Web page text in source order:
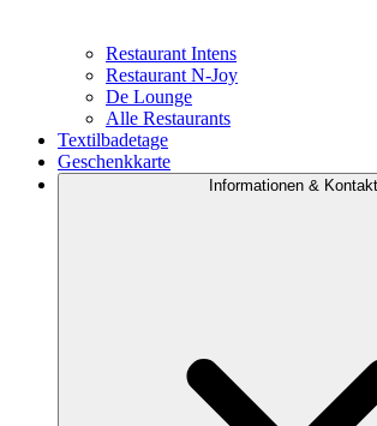
Restaurant Intens
Restaurant N-Joy
De Lounge
Alle Restaurants
Textilbadetage
Geschenkkarte
Informationen & Kontakt